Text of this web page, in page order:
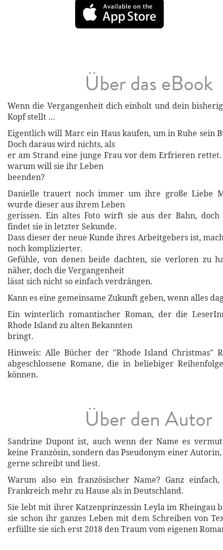
Über das eBook
Wenn die Vergangenheit dich einholt und dein
Kopf stellt …
Eigentlich will Marc ein Haus kaufen, um in Ruhe sein
Doch daraus wird nichts, als
er am Strand eine junge Frau vor dem Erfrieren rettet.
warum will sie ihr Leben
beenden?
Danielle trauert noch immer um ihre große Liebe
wurde dieser aus ihrem Leben
gerissen. Ein altes Foto wirft sie aus der Bahn,
findet sie in letzter Sekunde.
Dass dieser der neue Kunde ihres Arbeitgebers ist,
noch komplizierter.
Gefühle, von denen beide dachten, sie verloren zu
näher, doch die Vergangenheit
lässt sich nicht so einfach verdrängen.
Kann es eine gemeinsame Zukunft geben, wenn alles
Ein winterlich romantischer Roman, der die
Rhode Island zu alten Bekannten
bringt.
Hinweis: Alle Bücher der "Rhode Island Christmas"
abgeschlossene Romane, die in beliebiger
können.
Über den Autor
Sandrine Dupont ist, auch wenn der Name es
keine Französin, sondern das Pseudonym einer
gerne schreibt und liest.
Warum also ein französischer Name? Ganz
Frankreich mehr zu Hause als in Deutschland.
Sie lebt mit ihrer Katzenprinzessin Leyla im Rheingau
sie schon ihr ganzes Leben mit dem Schreiben von
erfüllte sie sich erst 2018 den Traum vom eigenen